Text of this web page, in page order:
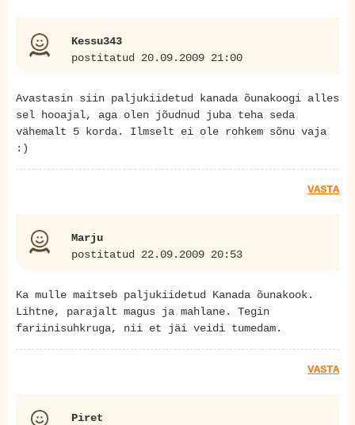
Kessu343
postitatud 20.09.2009 21:00
Avastasin siin paljukiidetud kanada õunakoogi alles
sel hooajal, aga olen jõudnud juba teha seda
vähemalt 5 korda. Ilmselt ei ole rohkem sõnu vaja
:)
VASTA
Marju
postitatud 22.09.2009 20:53
Ka mulle maitseb paljukiidetud Kanada õunakook.
Lihtne, parajalt magus ja mahlane. Tegin
fariinisuhkruga, nii et jäi veidi tumedam.
VASTA
Piret